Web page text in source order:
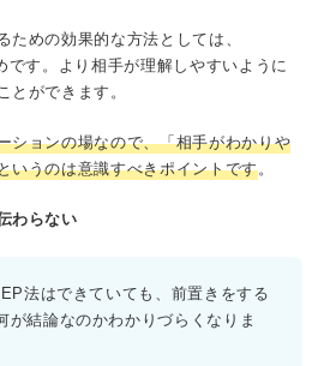
ための効果的な方法としては、
です。より相手が理解しやすいように
とができます。
ションの場なので、「相手がわかりや
いうのは意識すべきポイントです。
わらない
法はできていても、前置きをする
が結論なのかわかりづらくなりま